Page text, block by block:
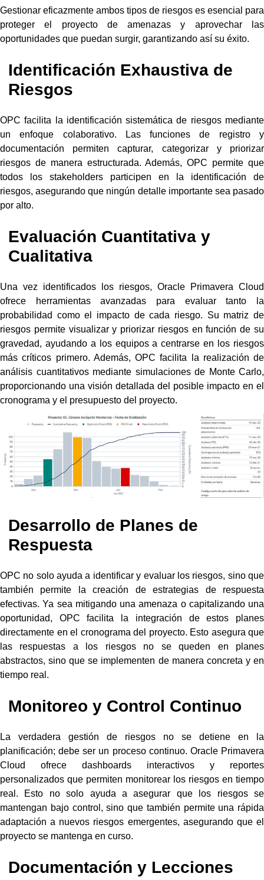
Gestionar eficazmente ambos tipos de riesgos es esencial para
proteger el proyecto de amenazas y aprovechar las
oportunidades que puedan surgir, garantizando así su éxito.
Identificación Exhaustiva de
Riesgos
OPC facilita la identificación sistemática de riesgos mediante
un enfoque colaborativo. Las funciones de registro y
documentación permiten capturar, categorizar y priorizar
riesgos de manera estructurada. Además, OPC permite que
todos los stakeholders participen en la identificación de
riesgos, asegurando que ningún detalle importante sea pasado
por alto.
Evaluación Cuantitativa y
Cualitativa
Una vez identificados los riesgos, Oracle Primavera Cloud
ofrece herramientas avanzadas para evaluar tanto la
probabilidad como el impacto de cada riesgo. Su matriz de
riesgos permite visualizar y priorizar riesgos en función de su
gravedad, ayudando a los equipos a centrarse en los riesgos
más críticos primero. Además, OPC facilita la realización de
análisis cuantitativos mediante simulaciones de Monte Carlo,
proporcionando una visión detallada del posible impacto en el
cronograma y el presupuesto del proyecto.
Desarrollo de Planes de
Respuesta
OPC no solo ayuda a identificar y evaluar los riesgos, sino que
también permite la creación de estrategias de respuesta
efectivas. Ya sea mitigando una amenaza o capitalizando una
oportunidad, OPC facilita la integración de estos planes
directamente en el cronograma del proyecto. Esto asegura que
las respuestas a los riesgos no se queden en planes
abstractos, sino que se implementen de manera concreta y en
tiempo real.
Monitoreo y Control Continuo
La verdadera gestión de riesgos no se detiene en la
planificación; debe ser un proceso continuo. Oracle Primavera
Cloud ofrece dashboards interactivos y reportes
personalizados que permiten monitorear los riesgos en tiempo
real. Esto no solo ayuda a asegurar que los riesgos se
mantengan bajo control, sino que también permite una rápida
adaptación a nuevos riesgos emergentes, asegurando que el
proyecto se mantenga en curso.
Documentación y Lecciones